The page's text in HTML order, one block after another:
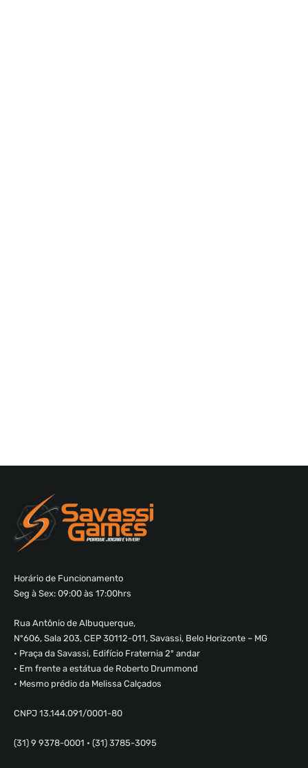
Horário de Funcionamento
Seg à Sex: 09:00 às 17:00hrs
Rua Antônio de Albuquerque,
Nº606, Sala 203, CEP 30112-011, Savassi, Belo Horizonte – MG
• Praça da Savassi, Edifício Fraternia 2º andar
• Em frente a estátua de Roberto Drummond
• Mesmo prédio da Melissa Calçados
CNPJ 13.144.091/0001-80
(31) 9 9378-0001 • (31) 3785-3095